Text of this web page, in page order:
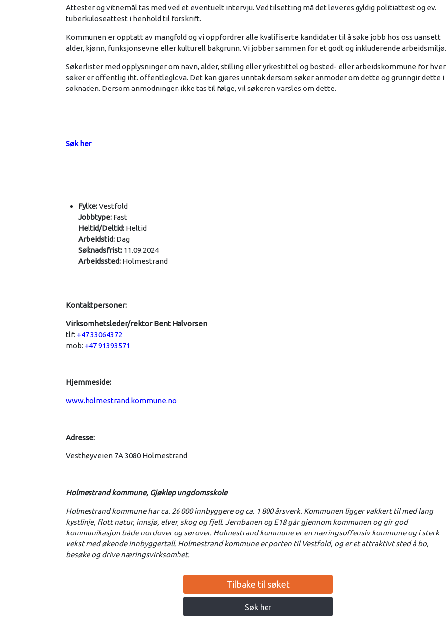
Attester og vitnemål tas med ved et eventuelt intervju. Ved tilsetting må det leveres gyldig politiattest og ev.
tuberkuloseattest i henhold til forskrift.
Kommunen er opptatt av mangfold og vi oppfordrer alle kvalifiserte kandidater til å søke jobb hos oss uansett
alder, kjønn, funksjonsevne eller kulturell bakgrunn. Vi jobber sammen for et godt og inkluderende arbeidsmiljø.
Søkerlister med opplysninger om navn, alder, stilling eller yrkestittel og bosted- eller arbeidskommune for hver
søker er offentlig iht. offentleglova. Det kan gjøres unntak dersom søker anmoder om dette og grunngir dette i
søknaden. Dersom anmodningen ikke tas til følge, vil søkeren varsles om dette.
Søk her
Fylke:Vestfold
Jobbtype: Fast
Heltid/Deltid: Heltid
Arbeidstid: Dag
Søknadsfrist: 11.09.2024
Arbeidssted: Holmestrand
Kontaktpersoner:
Virksomhetsleder/rektor Bent Halvorsen
tlf: +47 33064372
mob: +47 91393571
Hjemmeside:
www.holmestrand.kommune.no
Adresse:
Vesthøyveien 7A 3080 Holmestrand
Holmestrand kommune, Gjøklep ungdomsskole
Holmestrand kommune har ca. 26 000 innbyggere og ca. 1 800 årsverk. Kommunen ligger vakkert til med lang
kystlinje, flott natur, innsjø, elver, skog og fjell. Jernbanen og E18 går gjennom kommunen og gir god
kommunikasjon både nordover og sørover. Holmestrand kommune er en næringsoffensiv kommune og i sterk
vekst med økende innbyggertall. Holmestrand kommune er porten til Vestfold, og er et attraktivt sted å bo,
besøke og drive næringsvirksomhet.
Tilbake til søket
Søk her